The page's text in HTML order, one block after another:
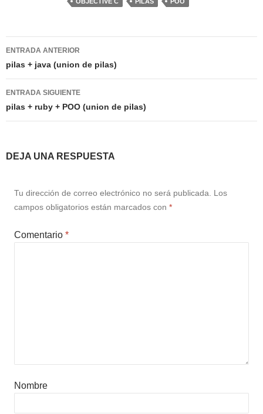
Navegación
de
entradas
ENTRADA ANTERIOR
pilas + java (union de pilas)
ENTRADA SIGUIENTE
pilas + ruby + POO (union de pilas)
DEJA UNA RESPUESTA
Tu dirección de correo electrónico no será publicada. Los
campos obligatorios están marcados con *
Comentario *
Nombre